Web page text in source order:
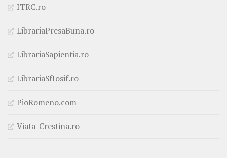
ITRC.ro
LibrariaPresaBuna.ro
LibrariaSapientia.ro
LibrariaSfIosif.ro
PioRomeno.com
Viata-Crestina.ro